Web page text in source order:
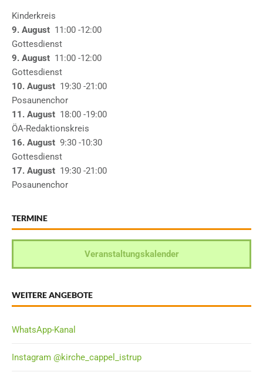
Kinderkreis
9. August 11:00 -12:00
Gottesdienst
9. August 11:00 -12:00
Gottesdienst
10. August 19:30 -21:00
Posaunenchor
11. August 18:00 -19:00
ÖA-Redaktionskreis
16. August 9:30 -10:30
Gottesdienst
17. August 19:30 -21:00
Posaunenchor
TERMINE
Veranstaltungskalender
WEITERE ANGEBOTE
WhatsApp-Kanal
Instagram @kirche_cappel_istrup